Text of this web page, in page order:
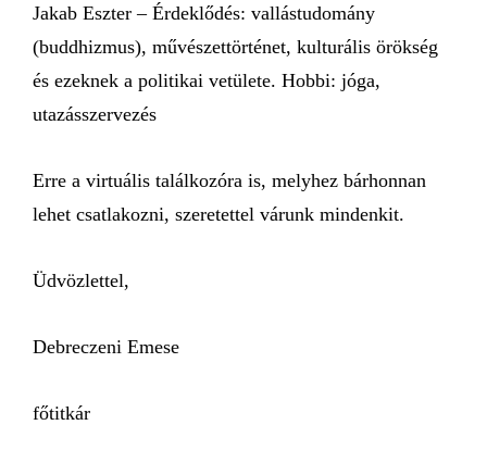
Jakab Eszter – Érdeklődés: vallástudomány
(buddhizmus), művészettörténet, kulturális örökség
és ezeknek a politikai vetülete. Hobbi: jóga,
utazásszervezés
Erre a virtuális találkozóra is, melyhez bárhonnan
lehet csatlakozni, szeretettel várunk mindenkit.
Üdvözlettel,
Debreczeni Emese
főtitkár